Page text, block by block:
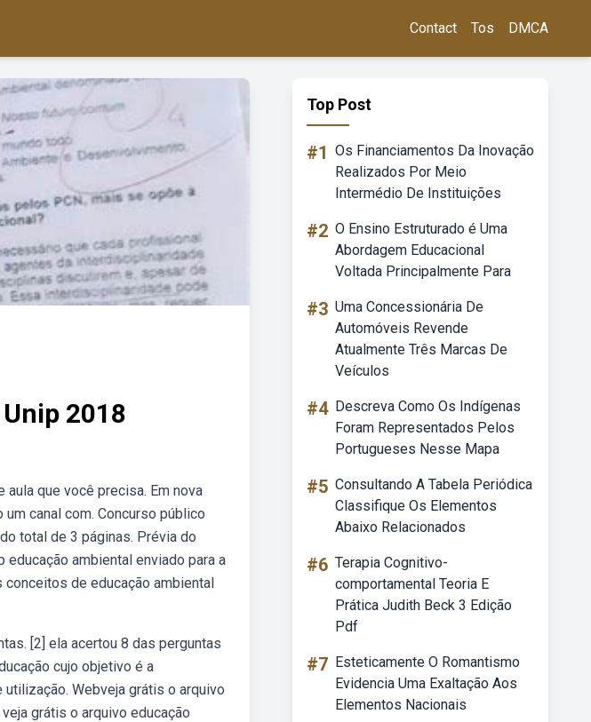
Contact Tos DMCA
2018
que você precisa. Em nova
canal com. Concurso público
total de 3 páginas. Prévia do
ambiental enviado para a
de educação ambiental
[2] ela acertou 8 das perguntas
cujo objetivo é a
Webveja grátis o arquivo
grátis o arquivo educação
Top Post
#1 Os Financiamentos Da Inovação
Realizados Por Meio
Intermédio De Instituições
#2 O Ensino Estruturado é Uma
Abordagem Educacional
Voltada Principalmente Para
#3 Uma Concessionária De
Automóveis Revende
Atualmente Três Marcas De
Veículos
#4 Descreva Como Os Indígenas
Foram Representados Pelos
Portugueses Nesse Mapa
#5 Consultando A Tabela Periódica
Classifique Os Elementos
Abaixo Relacionados
#6 Terapia Cognitivo-
comportamental Teoria E
Prática Judith Beck 3 Edição
Pdf
#7 Esteticamente O Romantismo
Evidencia Uma Exaltação Aos
Elementos Nacionais